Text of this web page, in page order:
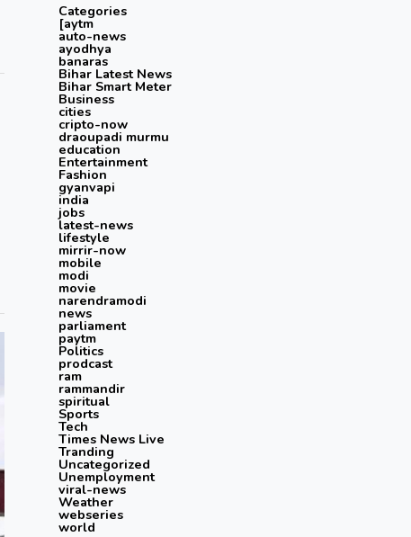
Categories
[aytm
auto-news
ayodhya
banaras
Bihar Latest News
Bihar Smart Meter
Business
cities
cripto-now
draoupadi murmu
education
Entertainment
Fashion
gyanvapi
india
jobs
latest-news
lifestyle
mirrir-now
mobile
modi
movie
narendramodi
news
parliament
paytm
Politics
prodcast
ram
rammandir
spiritual
Sports
Tech
Times News Live
Tranding
Uncategorized
Unemployment
viral-news
Weather
webseries
world